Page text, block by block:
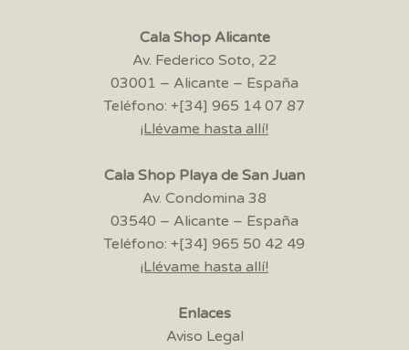
Cala Shop Alicante
Av. Federico Soto, 22
03001 – Alicante – España
Teléfono: +[34] 965 14 07 87
¡Llévame hasta allí!
Cala Shop Playa de San Juan
Av. Condomina 38
03540 – Alicante – España
Teléfono: +[34] 965 50 42 49
¡Llévame hasta allí!
Enlaces
Aviso Legal